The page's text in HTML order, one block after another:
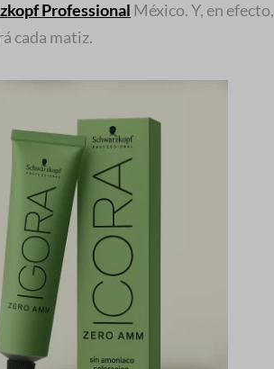
Professional México. Y, en efecto,
cada matiz.